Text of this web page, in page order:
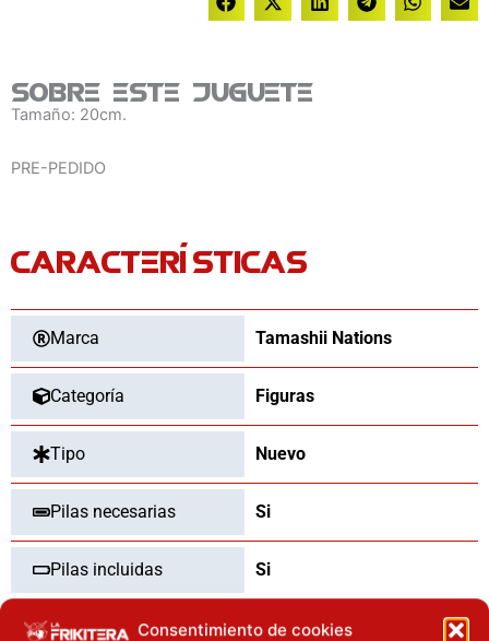
Consentimiento de cookies
Sobre este juguete
Tamaño: 20cm.
PRE-PEDIDO
CARACTERÍSTICAS
Marca Tamashii Nations
Categoría Figuras
Tipo Nuevo
Pilas necesarias Si
Pilas incluidas Si